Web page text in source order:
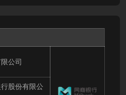
公司
股份有限公